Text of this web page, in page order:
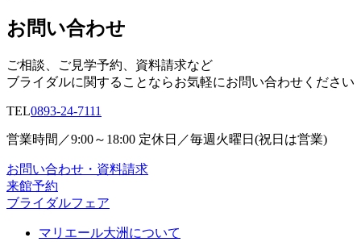
お問い合わせ
ご相談、ご見学予約、資料請求など
ブライダルに関することならお気軽にお問い合わせください
TEL0893-24-7111
営業時間／9:00～18:00 定休日／毎週火曜日(祝日は営業)
お問い合わせ・資料請求
来館予約
ブライダルフェア
マリエール大洲について